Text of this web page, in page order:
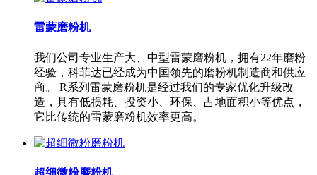
雷蒙磨粉机
我们公司专业生产大、中型雷蒙磨粉机，拥有22年磨粉
经验，科菲达已经成为中国领先的磨粉机制造商和供应
商。 R系列雷蒙磨粉机是经过我们的专家优化升级改
造，具有低损耗、投资小、环保、占地面积小等优点，
它比传统的雷蒙磨粉机效率更高。
超细微粉磨粉机